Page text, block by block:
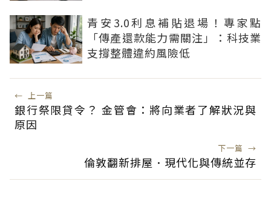
青安3.0利息補貼退場！專家點
「傳產還款能力需關注」：科技業
支撐整體違約風險低
← 上一篇
銀行祭限貸令？ 金管會：將向業者了解狀況與
原因
下一篇 →
倫敦翻新排屋．現代化與傳統並存